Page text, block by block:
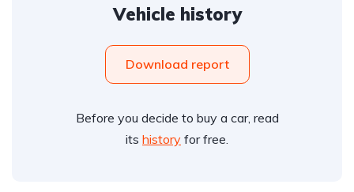
Vehicle history
Download report
Before you decide to buy a car, read
its history for free.